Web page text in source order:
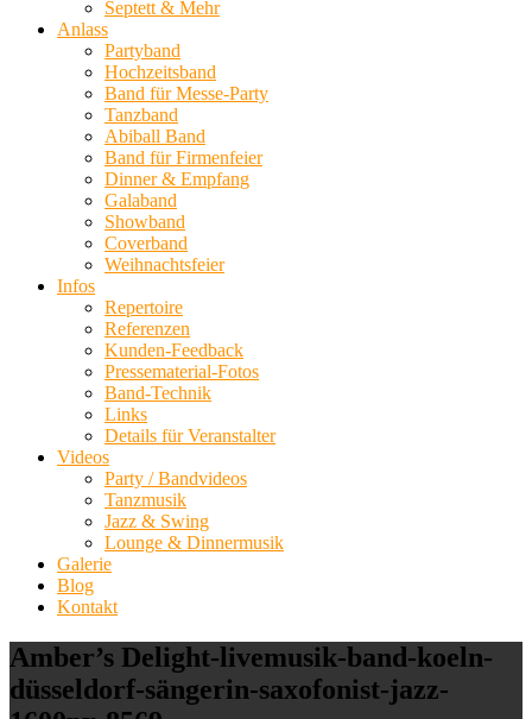
Septett & Mehr
Anlass
Partyband
Hochzeitsband
Band für Messe-Party
Tanzband
Abiball Band
Band für Firmenfeier
Dinner & Empfang
Galaband
Showband
Coverband
Weihnachtsfeier
Infos
Repertoire
Referenzen
Kunden-Feedback
Pressematerial-Fotos
Band-Technik
Links
Details für Veranstalter
Videos
Party / Bandvideos
Tanzmusik
Jazz & Swing
Lounge & Dinnermusik
Galerie
Blog
Kontakt
Amber’s Delight-livemusik-band-koeln-
düsseldorf-sängerin-saxofonist-jazz-